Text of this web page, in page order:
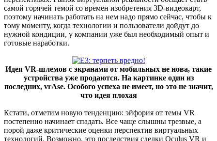
самой горячей темой со времен изобретения 3D-видеокарт,
поэтому начинать работать на нем надо прямо сейчас, чтобы к
тому моменту, когда технологии и пользователи дойдут до
нужной кондиции, у компании уже был необходимый опыт и
готовые наработки.
Идея VR-шлемов с экранами от мобильных не нова, такие
устройства уже продаются. На картинке один из
последних, vrAse. Особого успеха не имеет, но это не значит,
что идея плохая
Кстати, отметим новую тенденцию: эйфория от темы VR
постепенно начинает спадать. Все чаще слышны трезвые, а
порой даже критические оценки перспектив виртуальных
технологий. Возможно, это последствия сделки Oculus VR и